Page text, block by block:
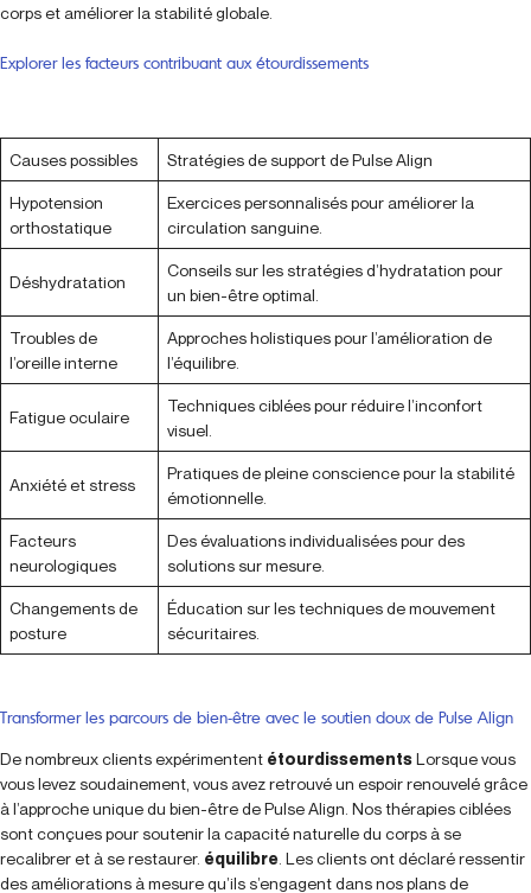
corps et améliorer la stabilité globale.
Explorer les facteurs contribuant aux étourdissements
Causes possibles Stratégies de support de Pulse Align
Hypotension
orthostatique
Exercices personnalisés pour améliorer la
circulation sanguine.
Déshydratation
Conseils sur les stratégies d’hydratation pour
un bien-être optimal.
Troubles de
l’oreille interne
Approches holistiques pour l’amélioration de
l’équilibre.
Fatigue oculaire
Techniques ciblées pour réduire l’inconfort
visuel.
Anxiété et stress
Pratiques de pleine conscience pour la stabilité
émotionnelle.
Facteurs
neurologiques
Des évaluations individualisées pour des
solutions sur mesure.
Changements de
posture
Éducation sur les techniques de mouvement
sécuritaires.
Transformer les parcours de bien-être avec le soutien doux de Pulse Align
De nombreux clients expérimentent étourdissementsLorsque vous
vous levez soudainement, vous avez retrouvé un espoir renouvelé grâce
à l’approche unique du bien-être de Pulse Align. Nos thérapies ciblées
sont conçues pour soutenir la capacité naturelle du corps à se
recalibrer et à se restaurer. équilibre . Les clients ont déclaré ressentir
des améliorations à mesure qu’ils s’engagent dans nos plans de